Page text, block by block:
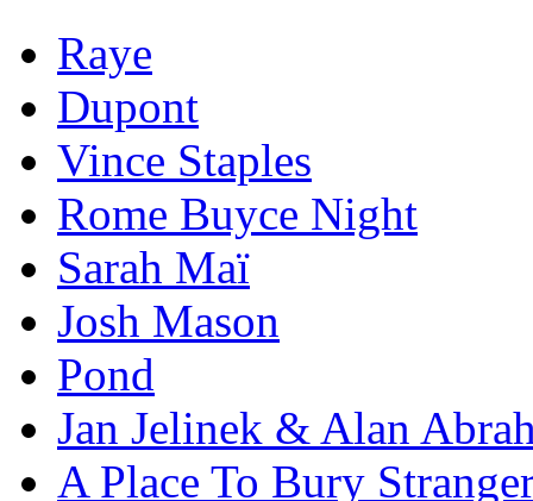
Raye
Dupont
Vince Staples
Rome Buyce Night
Sarah Maï
Josh Mason
Pond
Jan Jelinek & Alan
A Place To Bury